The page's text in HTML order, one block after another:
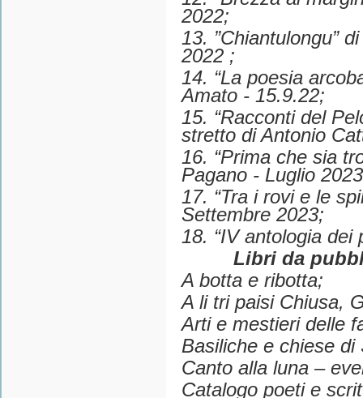
2022;
13. ”Chiantulongu”
2022 ;
14. “La poesia
Amato - 15.9.22;
15. “Racconti del
stretto di Antonio
16. “Prima che sia
Pagano - Luglio
17. “Tra i rovi e le
Settembre 2023;
18. “IV antologia dei
Libri da
A botta e ribotta;
A li tri paisi Chiusa,
Arti e mestieri delle
Basiliche e chiese di
Canto alla luna –
Catalogo poeti e